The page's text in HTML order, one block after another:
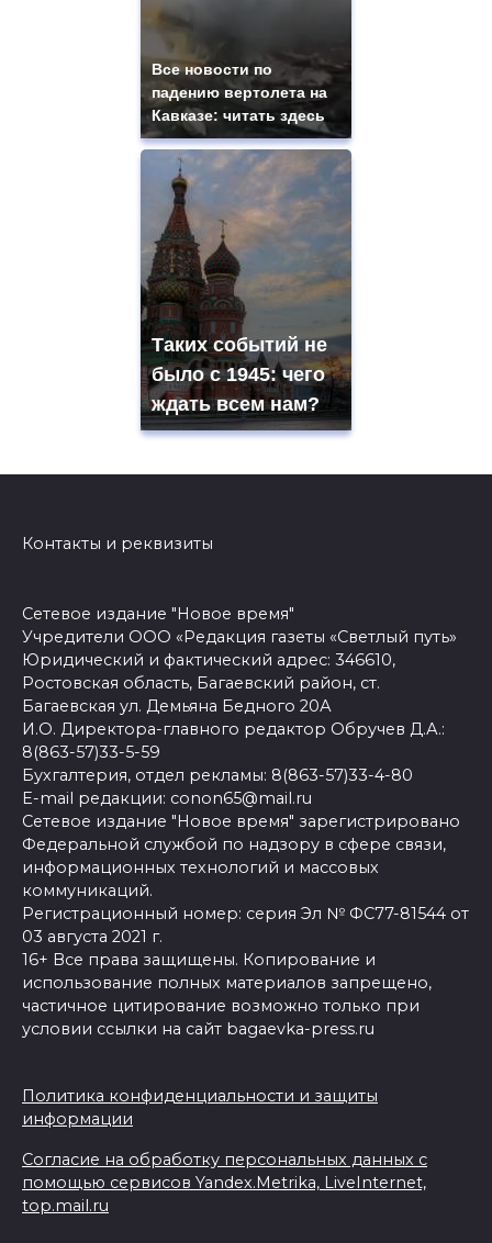
Все новости по
падению вертолета на
Кавказе: читать здесь
Таких событий не
было с 1945: чего
ждать всем нам?
Контакты и реквизиты
Сетевое издание "Новое время"
Учредители ООО «Редакция газеты «Светлый путь»
Юридический и фактический адрес: 346610,
Ростовская область, Багаевский район, ст.
Багаевская ул. Демьяна Бедного 20А
И.О. Директора-главного редактор Обручев Д.А.:
8(863-57)33-5-59
Бухгалтерия, отдел рекламы: 8(863-57)33-4-80
E-mail редакции: conon65@mail.ru
Сетевое издание "Новое время" зарегистрировано
Федеральной службой по надзору в сфере связи,
информационных технологий и массовых
коммуникаций.
Регистрационный номер: серия Эл № ФС77-81544 от
03 августа 2021 г.
16+ Все права защищены. Копирование и
использование полных материалов запрещено,
частичное цитирование возможно только при
условии ссылки на сайт bagaevka-press.ru
Политика конфиденциальности и защиты
информации
Согласие на обработку персональных данных с
помощью сервисов Yandex.Metrika, LiveInternet,
top.mail.ru